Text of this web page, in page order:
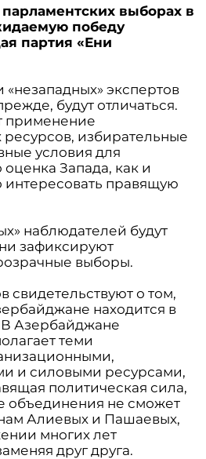
выборах в
победу
партия «Ени
экспертов
будут отличаться.
применение
избирательные
условия для
Запада, как и
интересовать правящую
наблюдателей будут
зафиксируют
выборы.
свидетельствуют о том,
находится в
В Азербайджане
теми
и силовыми ресурсами,
политическая сила,
объединения не сможет
Алиевых и Пашаевых,
многих лет
друг друга.